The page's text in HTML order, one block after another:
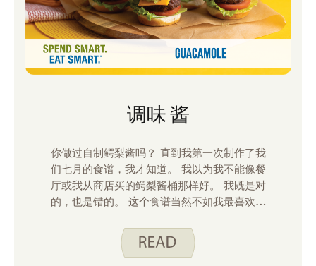
调味 酱
你做过自制鳄梨酱吗？ 直到我第一次制作了我
们七月的食谱，我才知道。 我以为我不能像餐
厅或我从商店买的鳄梨酱桶那样好。 我既是对
的，也是错的。 这个食谱当然不如我最喜欢的
好。 我第一次做的时候，我非常喜欢它，以至
于有一天午餐吃了一半，第二天又吃了另一